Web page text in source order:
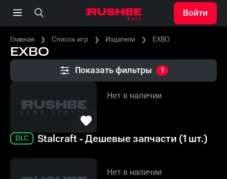
Войти
Главная Список игр Издатели EXBO
EXBO
Показать фильтры 1
Нет в наличии
DLC Stalcraft - Дешевые запчасти (1 шт.)
Нет в наличии